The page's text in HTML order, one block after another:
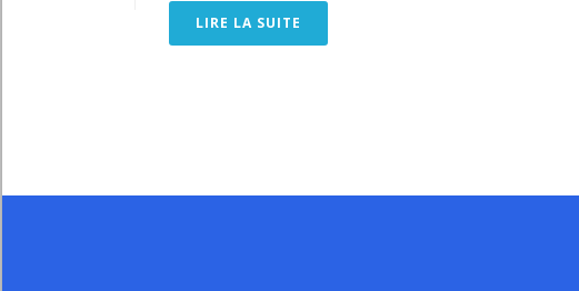
LIRE LA SUITE